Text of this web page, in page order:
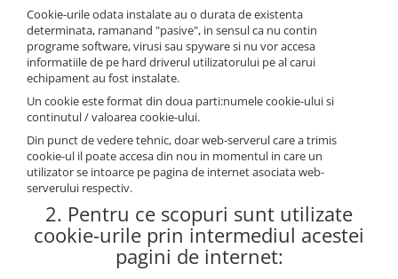
Cookie-urile odata instalate au o durata de existenta
determinata, ramanand "pasive", in sensul ca nu contin
programe software, virusi sau spyware si nu vor accesa
informatiile de pe hard driverul utilizatorului pe al carui
echipament au fost instalate.
Un cookie este format din doua parti:numele cookie-ului si
continutul / valoarea cookie-ului.
Din punct de vedere tehnic, doar web-serverul care a trimis
cookie-ul il poate accesa din nou in momentul in care un
utilizator se intoarce pe pagina de internet asociata web-
serverului respectiv.
2. Pentru ce scopuri sunt utilizate
cookie-urile prin intermediul acestei
pagini de internet: